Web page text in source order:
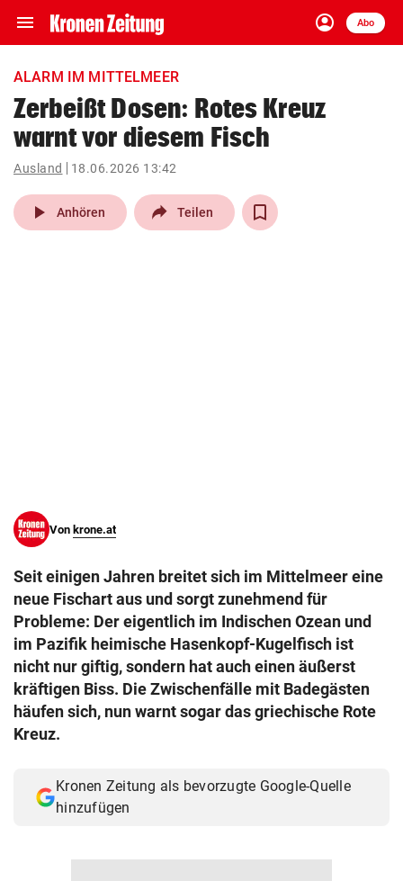
menu Navigation
ein-/ausklappen
account_circle
Anmelden
Abo
close Schließen
account_circle Anmelden
pin_drop
Wien arrow_right
ALARM IM MITTELMEER
Zerbeißt Dosen: Rotes Kreuz
warnt vor diesem Fisch
Ausland 18.06.2026 13:42
play_arrow Anhören Teilen
Von krone.at
Seit einigen Jahren breitet sich im Mittelmeer eine
neue Fischart aus und sorgt zunehmend für
Probleme: Der eigentlich im Indischen Ozean und
im Pazifik heimische Hasenkopf-Kugelfisch ist
nicht nur giftig, sondern hat auch einen äußerst
kräftigen Biss. Die Zwischenfälle mit Badegästen
häufen sich, nun warnt sogar das griechische Rote
Kreuz.
Kronen Zeitung als bevorzugte Google-Quelle
hinzufügen